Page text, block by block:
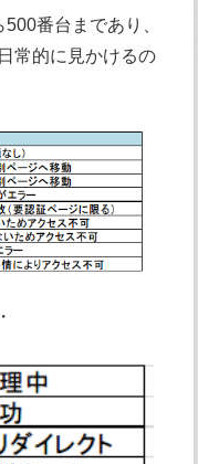
番台まであり、
常的に見かけるの